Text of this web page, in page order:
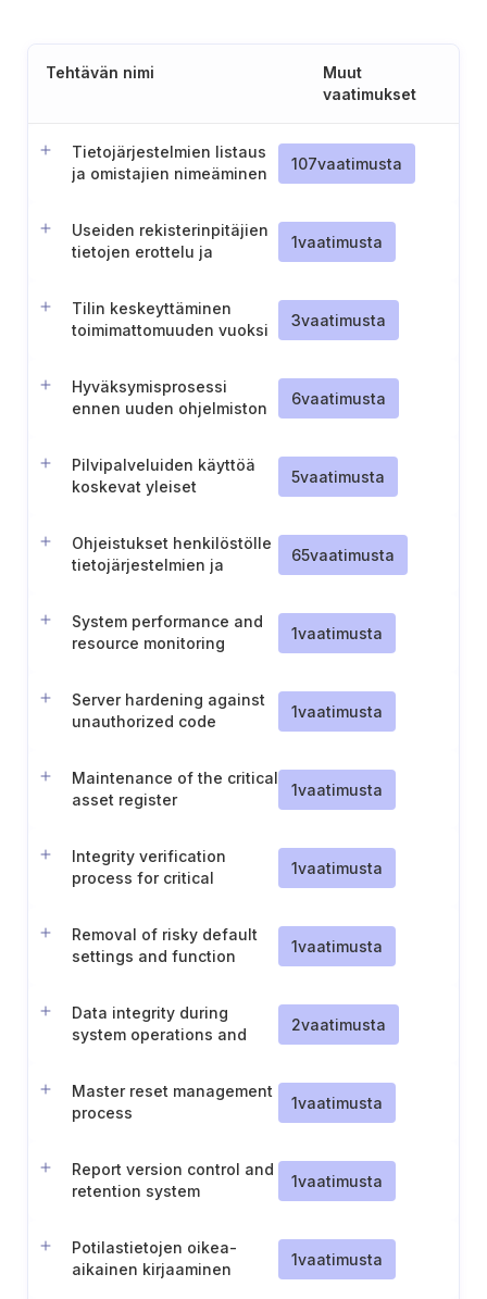
Tehtävän nimi
Muut
vaatimukset
Tietojärjestelmien listaus
ja omistajien nimeäminen
107vaatimusta
Useiden rekisterinpitäjien
tietojen erottelu ja
1vaatimusta
Tilin keskeyttäminen
toimimattomuuden vuoksi
3vaatimusta
Hyväksymisprosessi
ennen uuden ohjelmiston
6vaatimusta
Pilvipalveluiden käyttöä
koskevat yleiset
5vaatimusta
Ohjeistukset henkilöstölle
tietojärjestelmien ja
65vaatimusta
System performance and
resource monitoring
1vaatimusta
Server hardening against
unauthorized code
1vaatimusta
Maintenance of the critical
asset register
1vaatimusta
Integrity verification
process for critical
1vaatimusta
Removal of risky default
settings and function
1vaatimusta
Data integrity during
system operations and
2vaatimusta
Master reset management
process
1vaatimusta
Report version control and
retention system
1vaatimusta
Potilastietojen oikea-
aikainen kirjaaminen
1vaatimusta